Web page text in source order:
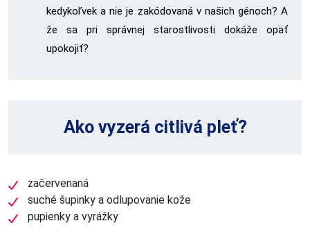
kedykoľvek a nie je zakódovaná v našich génoch? A
že sa pri správnej starostlivosti dokáže opäť
upokojiť?
Ako vyzerá citlivá pleť?
začervenaná
suché šupinky a odlupovanie kože
pupienky a vyrážky